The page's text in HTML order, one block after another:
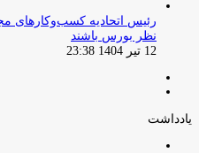
‏رئیس اتحادیه کسب‌وکارهای
نظر بورس باشند
12 تیر 1404 23:38
یادداشت